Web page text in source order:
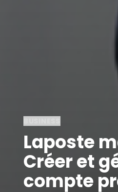
Laposte
Créer et
compte